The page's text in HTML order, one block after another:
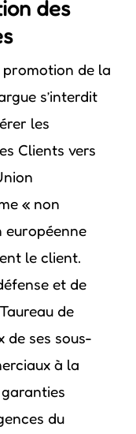
des
de la
s’interdit
les
Clients vers
« non
européenne
le client.
et de
de
de ses sous-
à la
du